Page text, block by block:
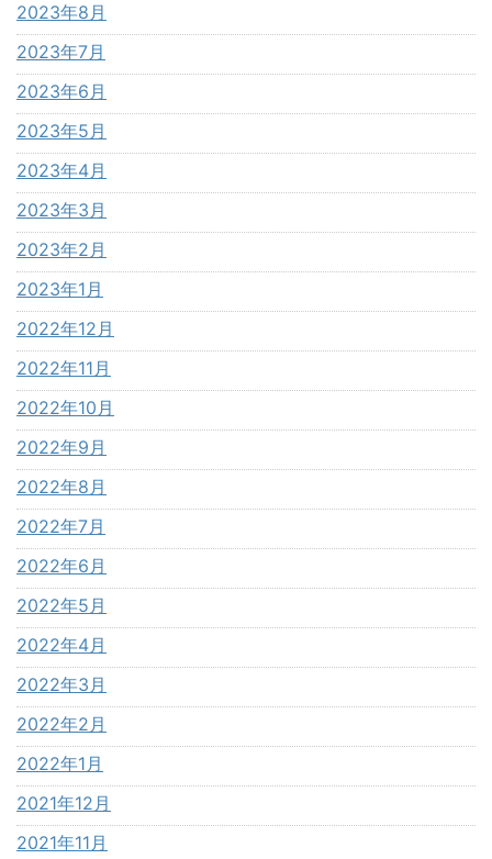
2023年8月
2023年7月
2023年6月
2023年5月
2023年4月
2023年3月
2023年2月
2023年1月
2022年12月
2022年11月
2022年10月
2022年9月
2022年8月
2022年7月
2022年6月
2022年5月
2022年4月
2022年3月
2022年2月
2022年1月
2021年12月
2021年11月